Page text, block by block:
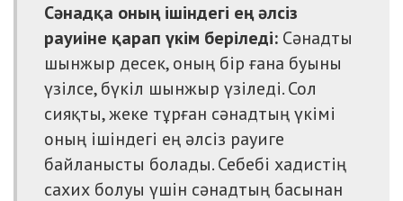
Сәнадқа оның ішіндегі ең әлсіз
рауиіне қарап үкім беріледі: Сәнадты
шынжыр десек, оның бір ғана буыны
үзілсе, бүкіл шынжыр үзіледі. Сол
сияқты, жеке тұрған сәнадтың үкімі
оның ішіндегі ең әлсіз рауиге
байланысты болады. Себебі хадистің
сахих болуы үшін сәнадтың басынан